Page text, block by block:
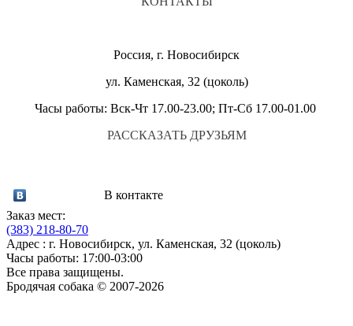
Россия, г. Новосибирск
ул. Каменская, 32 (цоколь)
Часы работы: Вск-Чт 17.00-23.00; Пт-Сб 17.00-01.00
РАССКАЗАТЬ ДРУЗЬЯМ
В контакте
Заказ мест:
(383) 218-80-70
Адрес : г. Новосибирск, ул. Каменская, 32 (цоколь)
Часы работы: 17:00-03:00
Все права защищены.
Бродячая собака © 2007-2026